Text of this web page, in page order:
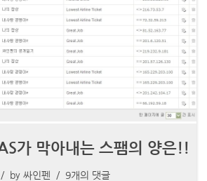
가 막아내는 스팸의 양은!!
by 싸인펜 9개의 댓글